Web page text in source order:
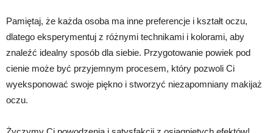
Pamiętaj, że każda osoba ma inne preferencje i kształt oczu,
dlatego eksperymentuj z różnymi technikami i kolorami, aby
znaleźć idealny sposób dla siebie. Przygotowanie powiek pod
cienie może być przyjemnym procesem, który pozwoli Ci
wyeksponować swoje piękno i stworzyć niezapomniany makijaż
oczu.